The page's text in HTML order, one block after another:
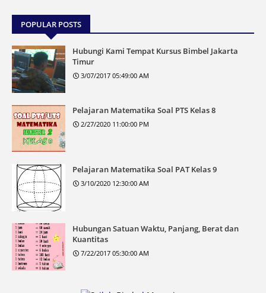
POPULAR POSTS
Hubungi Kami Tempat Kursus Bimbel Jakarta
Timur
3/07/2017 05:49:00 AM
Pelajaran Matematika Soal PTS Kelas 8
2/27/2020 11:00:00 PM
Pelajaran Matematika Soal PAT Kelas 9
3/10/2020 12:30:00 AM
Hubungan Satuan Waktu, Panjang, Berat dan
Kuantitas
7/22/2017 05:30:00 AM